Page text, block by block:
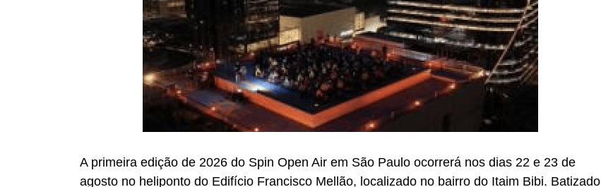
A primeira edição de 2026 do Spin Open Air em São Paulo ocorrerá nos dias 22 e 23 de
agosto no heliponto do Edifício Francisco Mellão, localizado no bairro do Itaim Bibi. Batizado